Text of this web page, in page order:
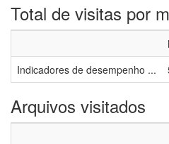
Total de visitas por
Indicadores de desempenho ...
Arquivos visitados